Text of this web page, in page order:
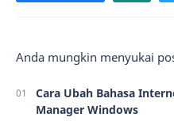
Anda mungkin menyukai
Cara Ubah Bahasa
Manager Windows